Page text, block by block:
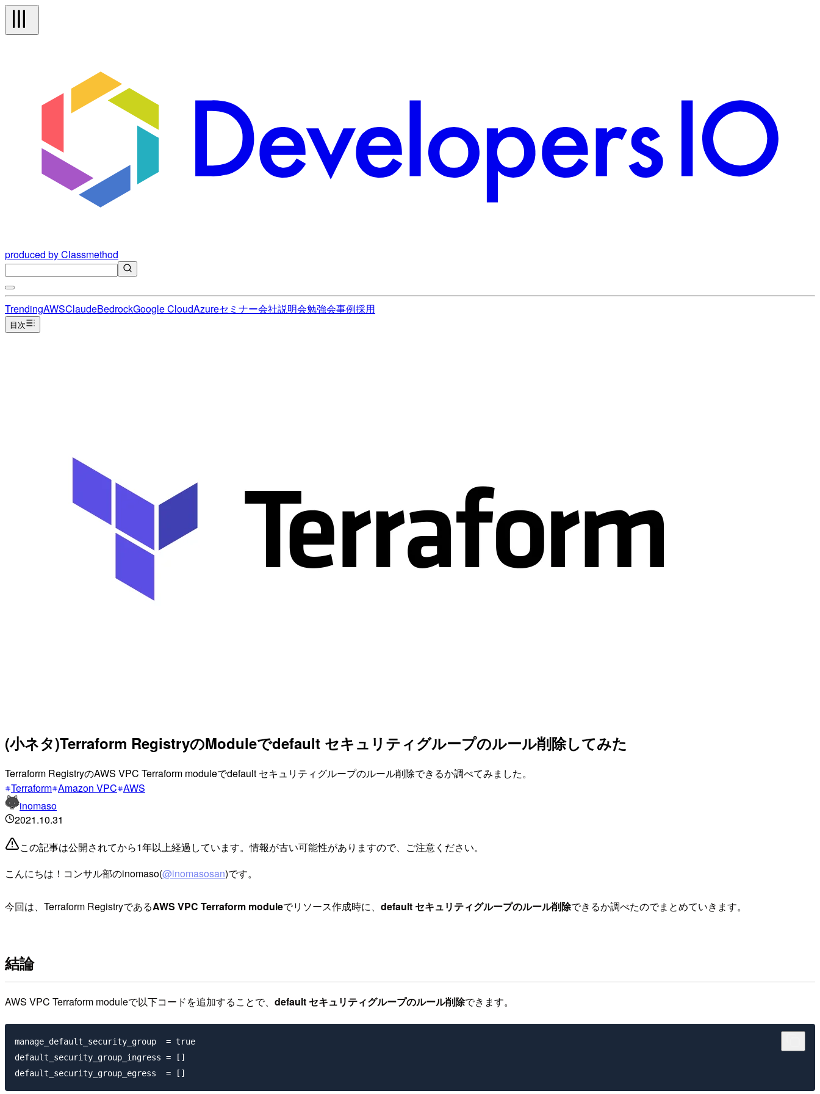
produced by Classmethod
TrendingAWSClaudeBedrockGoogle CloudAzureセミナー会社説明会勉強会事例採用
目次
(小ネタ)Terraform RegistryのModuleでdefault セキュリティグループのルール削除してみた
Terraform RegistryのAWS VPC Terraform moduleでdefault セキュリティグループのルール削除できるか調べてみました。
Terraform Amazon VPC AWS
inomaso
2021.10.31
この記事は公開されてから1年以上経過しています。情報が古い可能性がありますので、ご注意ください。
こんにちは！コンサル部のinomaso(@inomasosan)です。
今回は、Terraform RegistryであるAWS VPC Terraform moduleでリソース作成時に、 default セキュリティグループのルール削除できるか調べたのでまとめていきます。
結論
AWS VPC Terraform moduleで以下コードを追加することで、 default セキュリティグループのルール削除できます。
manage_default_security_group  = true
default_security_group_ingress = []